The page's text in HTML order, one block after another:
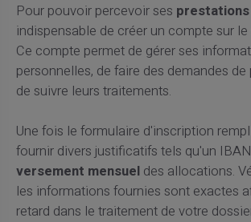
Pour pouvoir percevoir ses
indispensable de créer un compte sur le
Ce compte permet de gérer ses
personnelles, de faire des demandes
de suivre leurs traitements.
Une fois le formulaire d'inscription
fournir divers justificatifs tels qu'un
versement mensueldes allocations.
les informations fournies sont exactes
retard dans le traitement de votre